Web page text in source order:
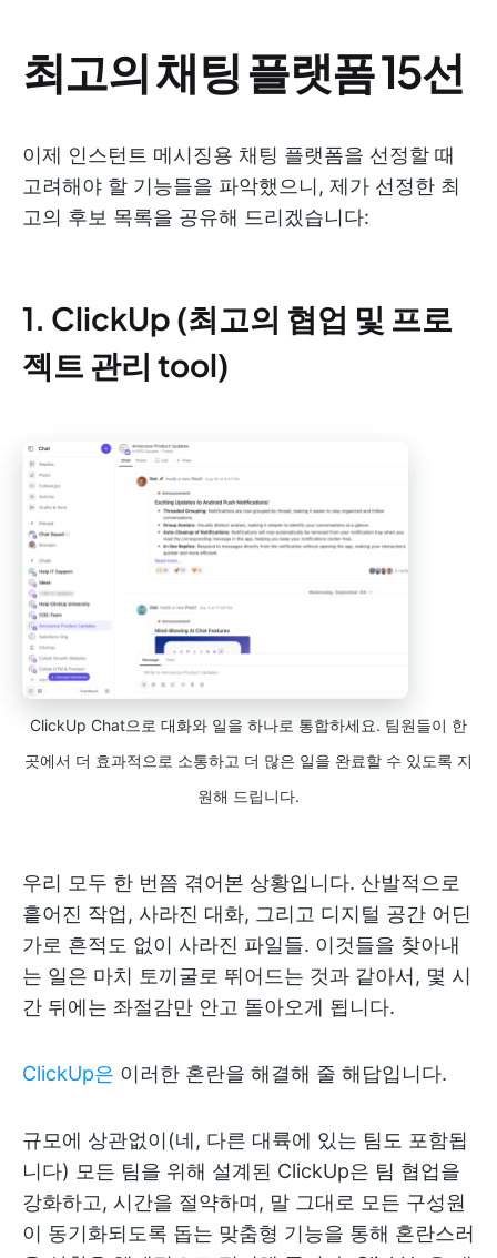
최고의 채팅 플랫폼 15선
이제 인스턴트 메시징용 채팅 플랫폼을 선정할 때
고려해야 할 기능들을 파악했으니, 제가 선정한 최
고의 후보 목록을 공유해 드리겠습니다:
1. ClickUp (최고의 협업 및 프로
젝트 관리 tool)
ClickUp Chat으로 대화와 일을 하나로 통합하세요. 팀원들이 한
곳에서 더 효과적으로 소통하고 더 많은 일을 완료할 수 있도록 지
원해 드립니다.
우리 모두 한 번쯤 겪어본 상황입니다. 산발적으로
흩어진 작업, 사라진 대화, 그리고 디지털 공간 어딘
가로 흔적도 없이 사라진 파일들. 이것들을 찾아내
는 일은 마치 토끼굴로 뛰어드는 것과 같아서, 몇 시
간 뒤에는 좌절감만 안고 돌아오게 됩니다.
ClickUp은 이러한 혼란을 해결해 줄 해답입니다.
규모에 상관없이(네, 다른 대륙에 있는 팀도 포함됩
니다) 모든 팀을 위해 설계된 ClickUp은 팀 협업을
강화하고, 시간을 절약하며, 말 그대로 모든 구성원
이 동기화되도록 돕는 맞춤형 기능을 통해 혼란스러